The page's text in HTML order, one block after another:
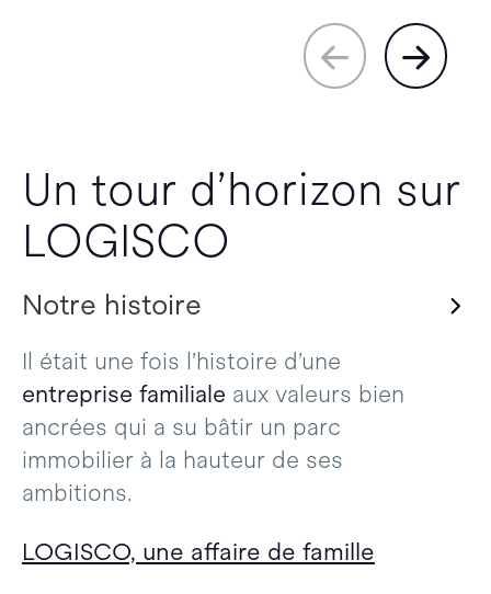
Un tour d’horizon sur
LOGISCO
Notre histoire
Il était une fois l’histoire d’une
entreprise familiale aux valeurs bien
ancrées qui a su bâtir un parc
immobilier à la hauteur de ses
ambitions.
LOGISCO, une affaire de famille